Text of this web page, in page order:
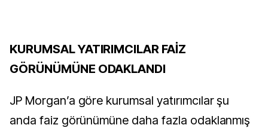
KURUMSAL YATIRIMCILAR FAİZ
GÖRÜNÜMÜNE ODAKLANDI
JP Morgan’a göre kurumsal yatırımcılar şu
anda faiz görünümüne daha fazla odaklanmış